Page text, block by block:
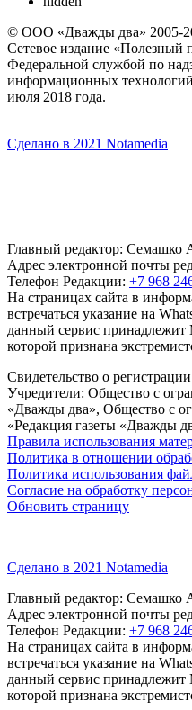
© ООО «Дважды два» 2005-
Сетевое издание «Полезный
Федеральной службой по
информационных
июля 2018 года.
Сделано в 2021 Notamedia
Главный редактор: Семашко
Адрес электронной почты
Телефон Редакции: +7 968
На страницах сайта в
встречаться указание на
данный сервис принадлежит
которой признана
Свидетельство о
Учредители: Общество с
«Дважды два», Общество с
«Редакция газеты «Дважды
Правила использования
Политика в отношении
Политика использования
Согласие на обработку
Обновить страницу
Сделано в 2021 Notamedia
Главный редактор: Семашко
Адрес электронной почты
Телефон Редакции: +7 968
На страницах сайта в
встречаться указание на
данный сервис принадлежит
которой признана